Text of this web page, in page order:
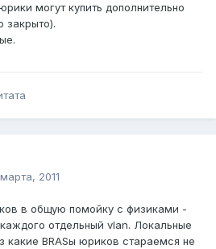
могут купить дополнительно
закрыто).
марта, 2011
в общую помойку с физиками -
отдельный vlan. Локальные
какие BRASы юриков стараемся не